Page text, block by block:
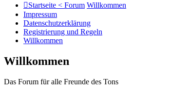
Startseite < Forum Willkommen
Impressum
Datenschutzerklärung
Registrierung und Regeln
Willkommen
Willkommen
Das Forum für alle Freunde des Tons